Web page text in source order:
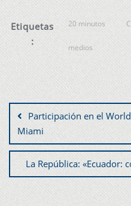
Etiquetas
:
20 minutos
medios
Participación en el
Miami
La República: «Ecuador: